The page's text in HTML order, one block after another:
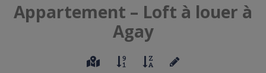
Appartement – Loft à louer à
Agay